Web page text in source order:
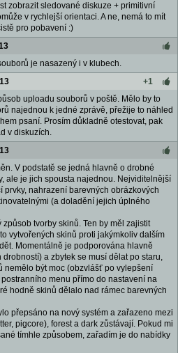
zobrazit sledované diskuze + primitivní
v rychlejší orientaci. A ne, nemá to mít
pro pobavení :)
je nasazený i v klubech.
+1
uploadu souborů v poště. Mělo by to
najednou k jedné zprávě, přežije to náhled
psaní. Prosím důkladně otestovat, pak
v diskuzích.
V podstatě se jedná hlavně o drobné
ale je jich spousta najednou. Nejviditelnější
nahrazení barevných obrázkových
(a doladění jejich úplného
tvorby skinů. Ten by měl zajistit
vytvořených skinů proti jakýmkoliv dalším
Momentálně je podporována hlavně
a zbytek se musí dělat po staru,
nemělo být moc (obzvlášť po vylepšení
menu přímo do nastavení na
hodně skinů dělalo nad rámec barevných
přepsáno na nový systém a zařazeno mezi
pigcore), forest a dark zůstávají. Pokud mi
tímhle způsobem, zařadím je do nabídky